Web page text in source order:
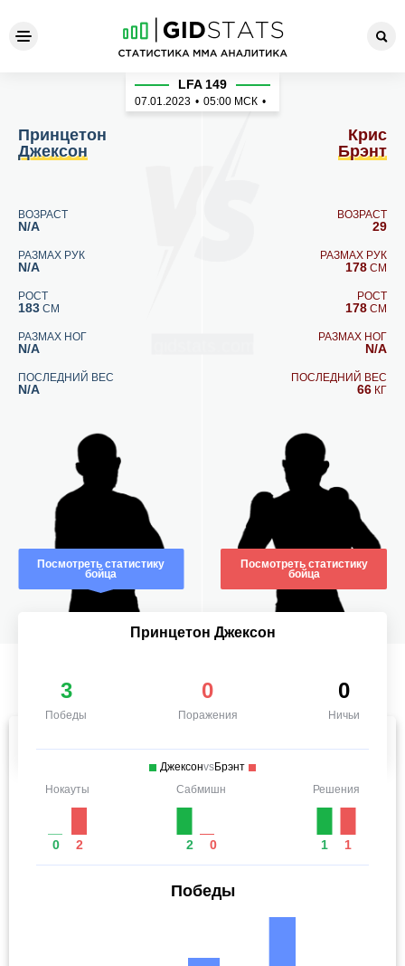
Принцетон Джексон - Крис
Принцетон
Джексон
ВОЗРАСТ
N/A
РАЗМАХ РУК
N/A
РОСТ
183 СМ
РАЗМАХ НОГ
N/A
ПОСЛЕДНИЙ ВЕС
N/A
Посмотреть статистику
бойца
LFA 149
07.01.2023 • 05:00 МСК •
Крис
Брэнт
ВОЗРАСТ
29
РАЗМАХ РУК
178 СМ
РОСТ
178 СМ
РАЗМАХ НОГ
N/A
ПОСЛЕДНИЙ ВЕС
66 КГ
Посмотреть статистику
бойца
Принцетон Джексон
3
Победы
0
Поражения
0
Ничьи
ДжексонvsБрэнт
Нокауты
0 2
Сабмишн
2 0
Решения
1 1
Победы